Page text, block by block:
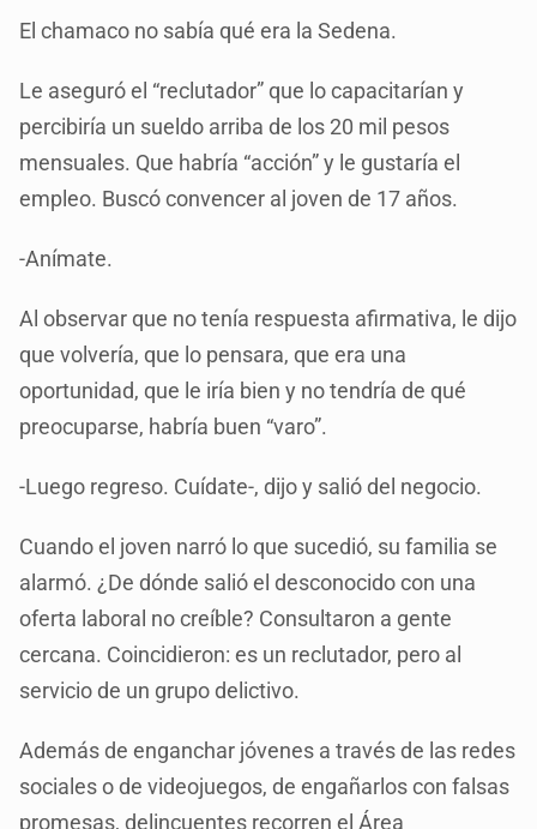
El chamaco no sabía qué era la Sedena.
Le aseguró el “reclutador” que lo capacitarían y
percibiría un sueldo arriba de los 20 mil pesos
mensuales. Que habría “acción” y le gustaría el
empleo. Buscó convencer al joven de 17 años.
-Anímate.
Al observar que no tenía respuesta afirmativa, le dijo
que volvería, que lo pensara, que era una
oportunidad, que le iría bien y no tendría de qué
preocuparse, habría buen “varo”.
-Luego regreso. Cuídate-, dijo y salió del negocio.
Cuando el joven narró lo que sucedió, su familia se
alarmó. ¿De dónde salió el desconocido con una
oferta laboral no creíble? Consultaron a gente
cercana. Coincidieron: es un reclutador, pero al
servicio de un grupo delictivo.
Además de enganchar jóvenes a través de las redes
sociales o de videojuegos, de engañarlos con falsas
promesas, delincuentes recorren el Área